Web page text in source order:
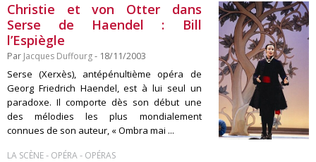
Christie et von Otter dans
Serse de Haendel : Bill
l’Espiègle
Par Jacques Duffourg- 18/11/2003
Serse (Xerxès), antépénultième opéra de
Georg Friedrich Haendel, est à lui seul un
paradoxe. Il comporte dès son début une
des mélodies les plus mondialement
connues de son auteur, « Ombra mai ...
LA SCÈNE- OPÉRA- OPÉRAS